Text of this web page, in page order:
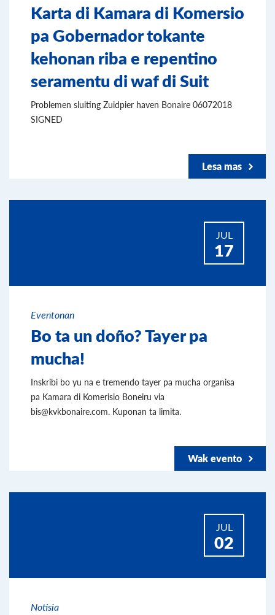
Karta di Kamara di Komersio
pa Gobernador tokante
kehonan riba e repentino
seramentu di waf di Suit
Problemen sluiting Zuidpier haven Bonaire 06072018
SIGNED
Lesa mas
JUL
17
Eventonan
Bo ta un doño? Tayer pa
mucha!
Inskribi bo yu na e tremendo tayer pa mucha organisa
pa Kamara di Komerisio Boneiru via
bis@kvkbonaire.com. Kuponan ta limita.
Wak evento
JUL
02
Notisia